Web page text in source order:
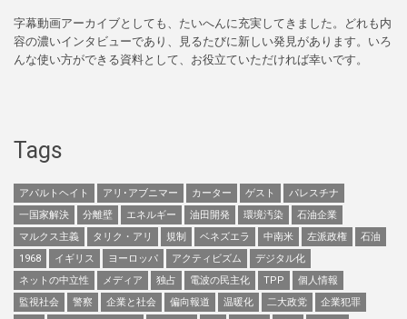
字幕動画アーカイブとしても、たいへんに充実してきました。どれも内
容の濃いインタビューであり、見るたびに新しい発見があります。いろ
んな使い方ができる資料として、お役立ていただければ幸いです。
Tags
アパルトヘイト アリ･アブニマー カーター ゲスト
パレスチナ
一国家解決
分離壁 エネルギー 油田開発 環境汚染
石油企業
マルクス主義
タリク・アリ 規制 ベネズエラ 中南米 左派政権
石油
1968
イギリス ヨーロッパ アクティビズム
デジタル化
ネットの中立性
メディア 独占 電波の民主化 TPP
個人情報
監視社会
警察 企業と社会 偏向報道 温暖化 二大政党
企業犯罪